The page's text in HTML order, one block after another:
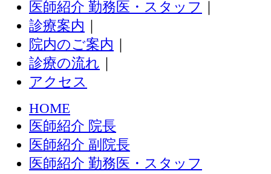
医師紹介 勤務医・スタッフ
診療案内
院内のご案内
診療の流れ
アクセス
HOME
医師紹介 院長
医師紹介 副院長
医師紹介 勤務医・スタッフ